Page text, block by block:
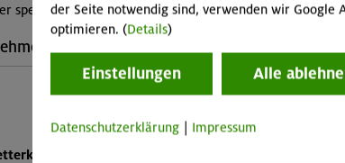
speaks English.
in München, um in diese aufregende Sportart
der Seite notwendig sind, verwenden wir Google
optimieren. (Details)
Einstellungen Alle
Datenschutzerklärung Impressum